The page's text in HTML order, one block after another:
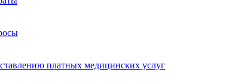
платных медицинских услуг